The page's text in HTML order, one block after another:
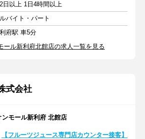
日以上 1日4時間以上
バイト・パート
府駅 車5分
ル新利府北館店の求人一覧を見る
式会社
モール新利府 北館店
【フルーツジュース専門店カウンター接客】